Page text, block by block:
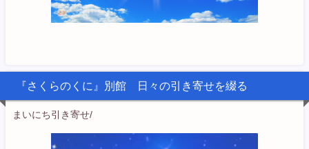
『さくらのくに』別館 日々の引き寄せを綴る
まいにち引き寄せ/